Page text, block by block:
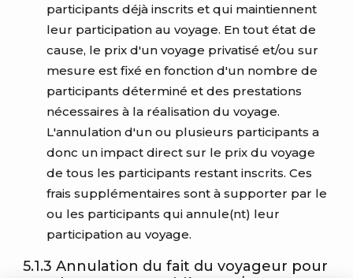
participants déjà inscrits et qui maintiennent
leur participation au voyage. En tout état de
cause, le prix d'un voyage privatisé et/ou sur
mesure est fixé en fonction d'un nombre de
participants déterminé et des prestations
nécessaires à la réalisation du voyage.
L'annulation d'un ou plusieurs participants a
donc un impact direct sur le prix du voyage
de tous les participants restant inscrits. Ces
frais supplémentaires sont à supporter par le
ou les participants qui annule(nt) leur
participation au voyage.
5.1.3 Annulation du fait du voyageur pour